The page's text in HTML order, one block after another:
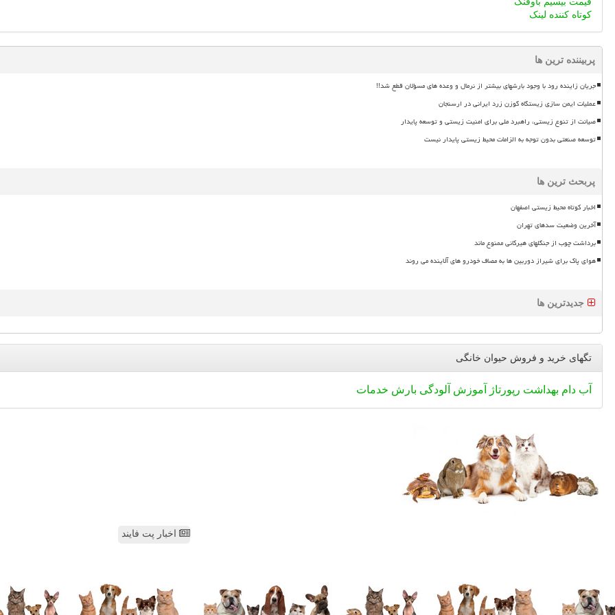
کوتاه کننده لینک
پربیننده ترین ها
جریان زاینده رود با وجود بارشهای بیشتر از نرمال و وعده های مسؤلان قطع شد!!
عملیات ایمن سازی زیستگاه گوزن زرد ایرانی در ارسنجان
صیانت از تنوع زیستی، راهبرد ملی برای امنیت زیستی و توسعه پایدار
توسعه صنعتی بدون توجه به الزامات محیط زیستی پایدار نیست
پربحث ترین ها
اخبار کوتاه محیط زیستی اصفهان
آخرین وضعیت سدهای تهران
برداشت چوب از جنگلهای هیرکانی ممنوع ماند
هوای پاک برای شیراز دوربین ها به مصاف خودرو های آلاینده می روند
جدیدترین ها
تگهای خرید و فروش حیوان خانگی
آب دام بهداشت رپورتاژ آموزش آلودگی بارش خدمات
اخبار پت فایند